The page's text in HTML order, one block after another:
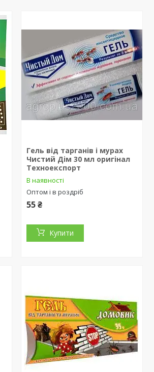
Гель від тарганів і мурах
Чистий Дім 30 мл оригінал
Техноекспорт
В наявності
Оптом і в роздріб
55 ₴
Купити